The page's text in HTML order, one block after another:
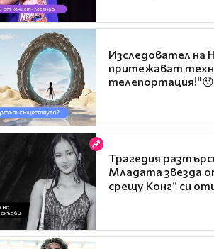
Изследовател
притежават
Трагедия
Младата звезда
срещу Конг“ си